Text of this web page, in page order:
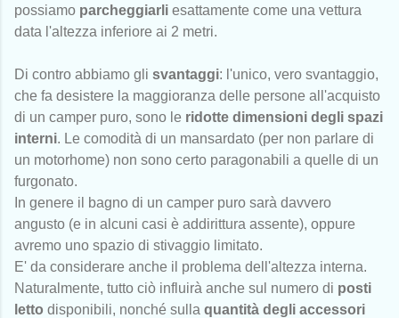
possiamo parcheggiarli esattamente come una vettura
data l'altezza inferiore ai 2 metri.
Di contro abbiamo gli svantaggi: l'unico, vero svantaggio,
che fa desistere la maggioranza delle persone all'acquisto
di un camper puro, sono le ridotte dimensioni degli spazi
interni. Le comodità di un mansardato (per non parlare di
un motorhome) non sono certo paragonabili a quelle di un
furgonato.
In genere il bagno di un camper puro sarà davvero
angusto (e in alcuni casi è addirittura assente), oppure
avremo uno spazio di stivaggio limitato.
E' da considerare anche il problema dell'altezza interna.
Naturalmente, tutto ciò influirà anche sul numero di posti
letto disponibili, nonché sulla quantità degli accessori